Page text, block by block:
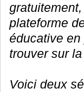
plateforme
éducative
trouver sur
Voici deux